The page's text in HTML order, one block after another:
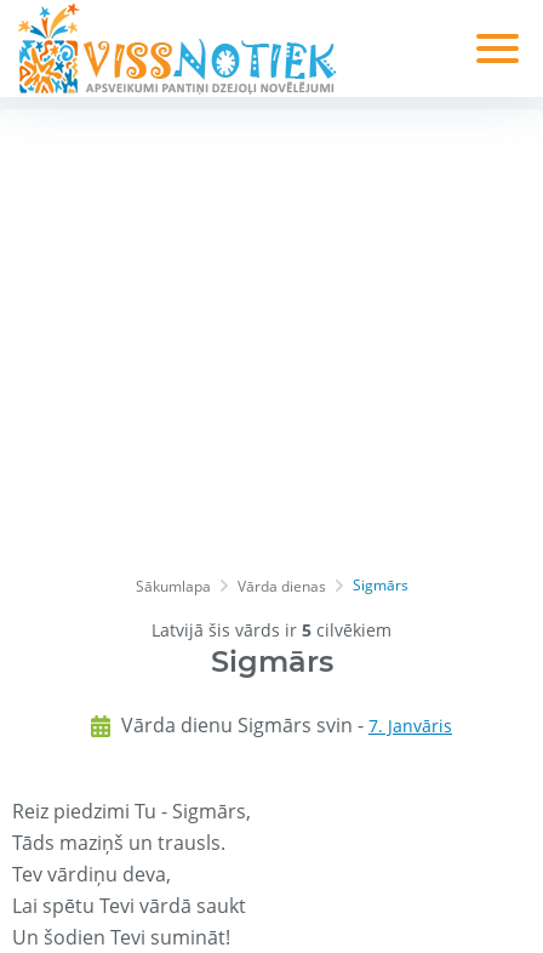
Sākumlapa Vārda dienas Sigmārs
Latvijā šis vārds ir 5 cilvēkiem
Sigmārs
Vārda dienu Sigmārs svin - 7. Janvāris
Reiz piedzimi Tu - Sigmārs,
Tāds maziņš un trausls.
Tev vārdiņu deva,
Lai spētu Tevi vārdā saukt
Un šodien Tevi sumināt!